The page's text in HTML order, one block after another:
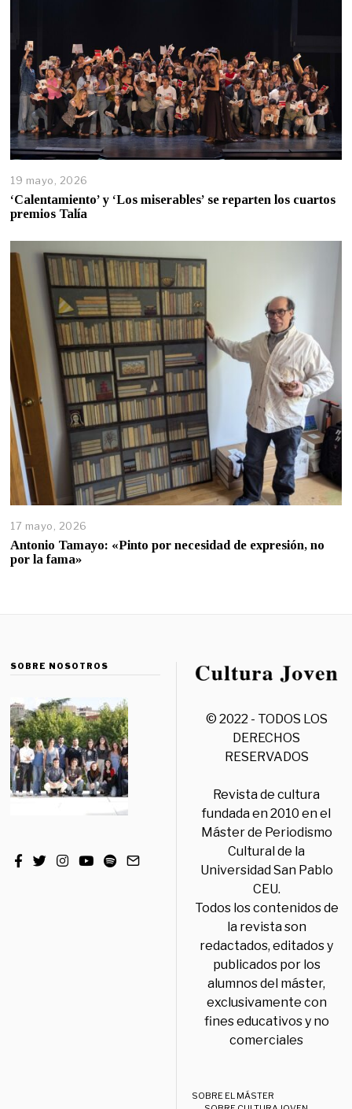
19 mayo, 2026
‘Calentamiento’ y ‘Los miserables’ se reparten los cuartos
premios Talía
17 mayo, 2026
Antonio Tamayo: «Pinto por necesidad de expresión, no
por la fama»
SOBRE NOSOTROS
© 2022 - TODOS LOS
DERECHOS
RESERVADOS
Revista de cultura
fundada en 2010 en el
Máster de Periodismo
Cultural de la
Universidad San Pablo
CEU.
Todos los contenidos de
la revista son
redactados, editados y
publicados por los
alumnos del máster,
exclusivamente con
fines educativos y no
comerciales
SOBRE EL MÁSTER